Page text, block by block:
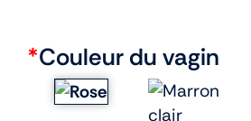
*Couleur du vagin